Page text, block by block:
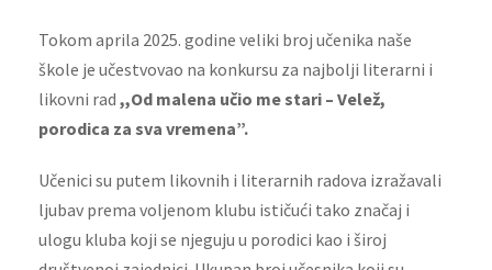
Tokom aprila 2025. godine veliki broj učenika naše
škole je učestvovao na konkursu za najbolji literarni i
likovni rad ,,Od malena učio me stari – Velež,
porodica za sva vremena”.
Učenici su putem likovnih i literarnih radova izražavali
ljubav prema voljenom klubu ističući tako značaj i
ulogu kluba koji se njeguju u porodici kao i široj